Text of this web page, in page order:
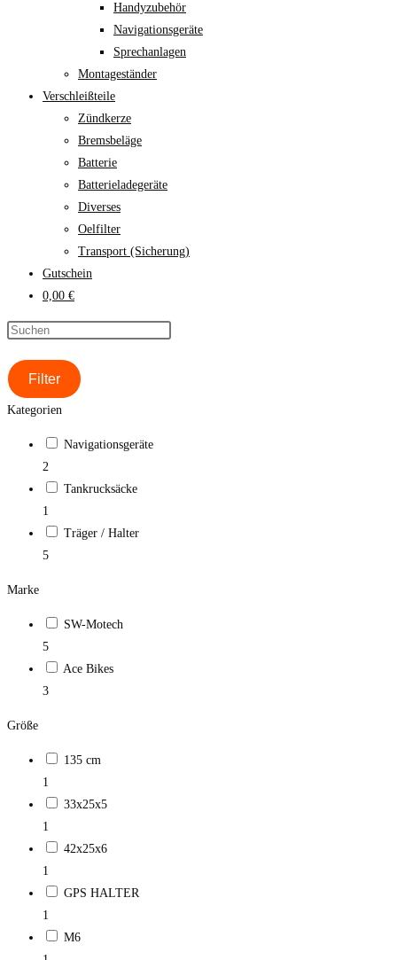
Handyzubehör
Navigationsgeräte
Sprechanlagen
Montageständer
Verschleißteile
Zündkerze
Bremsbeläge
Batterie
Batterieladegeräte
Diverses
Oelfilter
Transport (Sicherung)
Gutschein
0,00 €
Filter
Kategorien
Navigationsgeräte
2
Tankrucksäcke
1
Träger / Halter
5
Marke
SW-Motech
5
Ace Bikes
3
Größe
135 cm
1
33x25x5
1
42x25x6
1
GPS HALTER
1
M6